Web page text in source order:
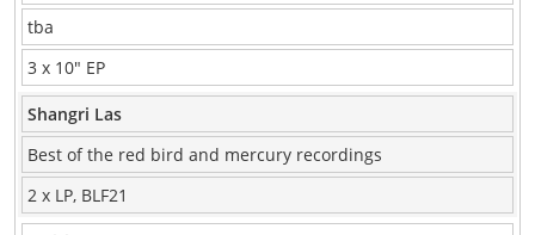
tba
3 x 10″ EP
Shangri Las
Best of the red bird and mercury recordings
2 x LP, BLF21